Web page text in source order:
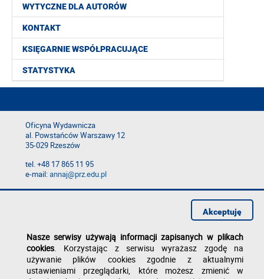
WYTYCZNE DLA AUTORÓW
KONTAKT
KSIĘGARNIE WSPÓŁPRACUJĄCE
STATYSTYKA
Oficyna Wydawnicza
al. Powstańców Warszawy 12
35-029 Rzeszów
tel. +48 17 865 11 95
e-mail:annaj@prz.edu.pl
Deklaracja dostępności
Nasze serwisy używają informacji zapisanych w plikach
cookies. Korzystając z serwisu wyrażasz zgodę na
używanie plików cookies zgodnie z aktualnymi
ustawieniami przeglądarki, które możesz zmienić w
Akceptuję